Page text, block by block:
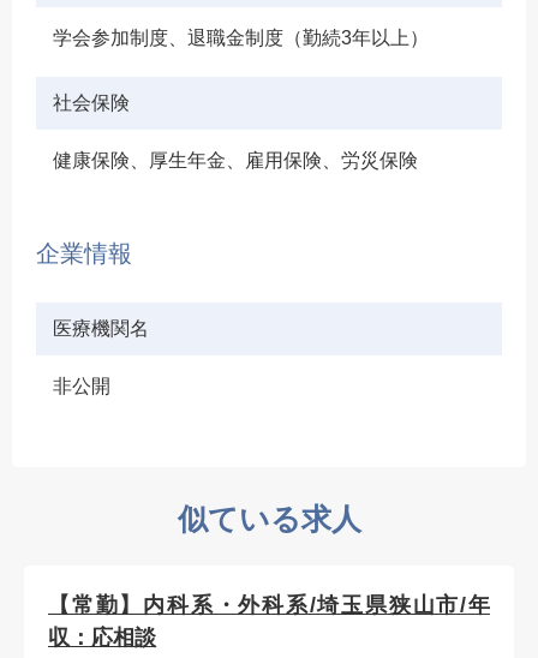
学会参加制度、退職金制度（勤続3年以上）
社会保険
健康保険、厚生年金、雇用保険、労災保険
企業情報
医療機関名
非公開
似ている求人
【常勤】内科系・外科系/埼玉県狭山市/年
収：応相談